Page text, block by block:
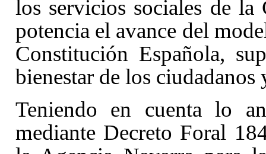
los servicios sociales de
potencia el avance del
Constitución Española,
bienestar de los ciudadanos
Teniendo en cuenta lo
mediante Decreto Foral